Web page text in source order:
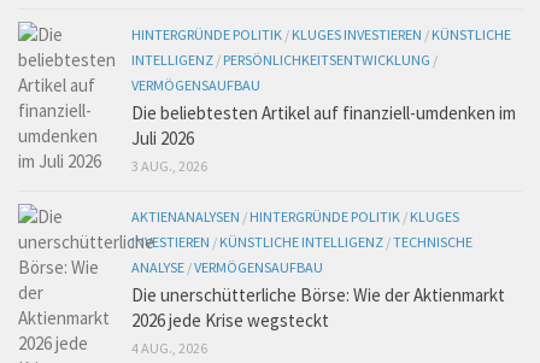
HINTERGRÜNDE POLITIK / KLUGES INVESTIEREN / KÜNSTLICHE
INTELLIGENZ / PERSÖNLICHKEITSENTWICKLUNG /
VERMÖGENSAUFBAU
Die beliebtesten Artikel auf finanziell-umdenken im
Juli 2026
3 AUG., 2026
AKTIENANALYSEN / HINTERGRÜNDE POLITIK / KLUGES
INVESTIEREN / KÜNSTLICHE INTELLIGENZ /TECHNISCHE
ANALYSE /VERMÖGENSAUFBAU
Die unerschütterliche Börse: Wie der Aktienmarkt
2026 jede Krise wegsteckt
4 AUG., 2026